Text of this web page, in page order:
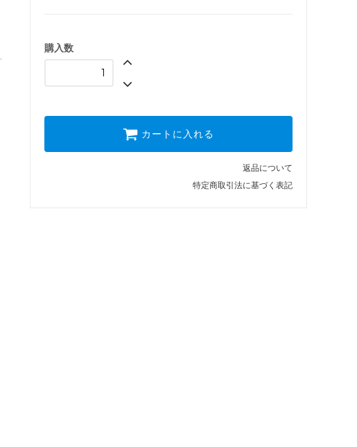
購入数
カートに入れる
返品について
特定商取引法に基づく表記